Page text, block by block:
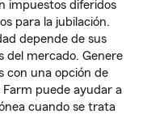
impuestos diferidos
para la jubilación.
depende de sus
del mercado. Genere
con una opción de
puede ayudar a
cuando se trata